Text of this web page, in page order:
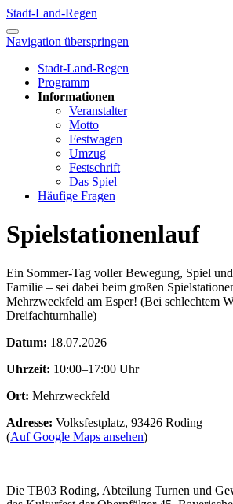
Stadt-Land-Regen
Navigation überspringen
Stadt-Land-Regen
Programm
Informationen
Veranstalter
Motto
Festwagen
Umzug
Festschrift
Das Spiel
Häufige Fragen
Spielstationenlauf
Ein Sommer-Tag voller Bewegung, Spiel
Familie – sei dabei beim großen
Mehrzweckfeld am Esper! (Bei schlechtem
Dreifachturnhalle)
Datum: 18.07.2026
Uhrzeit: 10:00–17:00 Uhr
Ort: Mehrzweckfeld
Adresse: Volksfestplatz, 93426 Roding
(Auf Google Maps ansehen)
Die TB03 Roding, Abteilung Turnen und